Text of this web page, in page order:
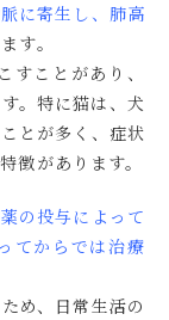
に寄生し、肺高
す。
すことがあり、
。 特に猫は、犬
とが多く、症状
徴があります。
の投与によって
てからでは治療
め、日常生活の